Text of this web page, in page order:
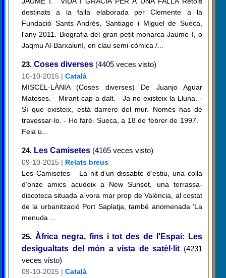
destinats a la falla elaborada per Clemente a la
Fundació Sants Andrés, Santiago i Miguel de Sueca,
l'any 2011. Biografia del gran-petit monarca Jaume I, o
Jaqmu Al-Barxaluní, en clau semi-còmica /...
23. Coses diverses (4405 veces visto)
10-10-2015 | Català
MISCEL·LÀNIA (Coses diverses) De Juanjo Aguar
Matoses. Mirant cap a dalt. - Ja no existeix la Lluna. -
Sí que existeix, està darrere del mur. Només has de
travessar-lo. - Ho faré. Sueca, a 18 de febrer de 1997.
Feia u...
24. Les Camisetes (4165 veces visto)
09-10-2015 | Relats breus
Les Camisetes La nit d’un dissabte d’estiu, una colla
d’onze amics acudeix a New Sunset, una terrassa-
discoteca situada a vora mar prop de València, al costat
de la urbanització Port Saplatja, també anomenada ‘La
menuda ...
25. Àfrica negra, fins i tot des de l'Espai: Les
desigualtats del món a vista de satèl·lit(4231
veces visto)
09-10-2015 | Català